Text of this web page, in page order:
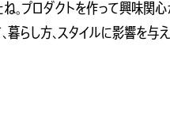
。プロダクトを作って興味関
暮らし方、スタイルに影響を与